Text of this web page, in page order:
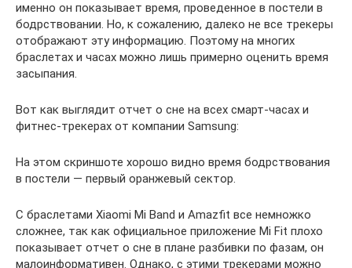
именно он показывает время, проведенное в постели в
бодрствовании. Но, к сожалению, далеко не все трекеры
отображают эту информацию. Поэтому на многих
браслетах и часах можно лишь примерно оценить время
засыпания.
Вот как выглядит отчет о сне на всех смарт-часах и
фитнес-трекерах от компании Samsung:
На этом скриншоте хорошо видно время бодрствования
в постели — первый оранжевый сектор.
С браслетами Xiaomi Mi Band и Amazfit все немножко
сложнее, так как официальное приложение Mi Fit плохо
показывает отчет о сне в плане разбивки по фазам, он
малоинформативен. Однако, с этими трекерами можно